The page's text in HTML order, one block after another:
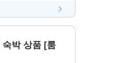
박 상품 [룸